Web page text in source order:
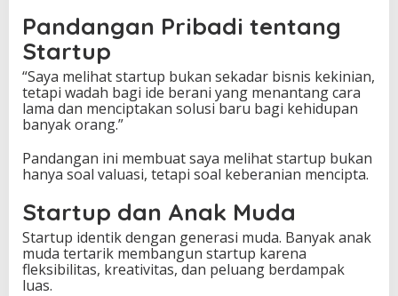
Pandangan Pribadi tentang
Startup
“Saya melihat startup bukan sekadar bisnis kekinian,
tetapi wadah bagi ide berani yang menantang cara
lama dan menciptakan solusi baru bagi kehidupan
banyak orang.”
Pandangan ini membuat saya melihat startup bukan
hanya soal valuasi, tetapi soal keberanian mencipta.
Startup dan Anak Muda
Startup identik dengan generasi muda. Banyak anak
muda tertarik membangun startup karena
fleksibilitas, kreativitas, dan peluang berdampak
luas.